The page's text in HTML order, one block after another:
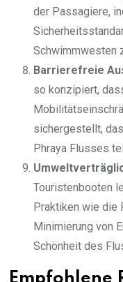
der Passagiere,
Schwimmwesten
Barrierefreie
so konzipiert,
sichergestellt,
Phraya Flusses
Touristenbooten
Praktiken wie die
Minimierung von
Schönheit des